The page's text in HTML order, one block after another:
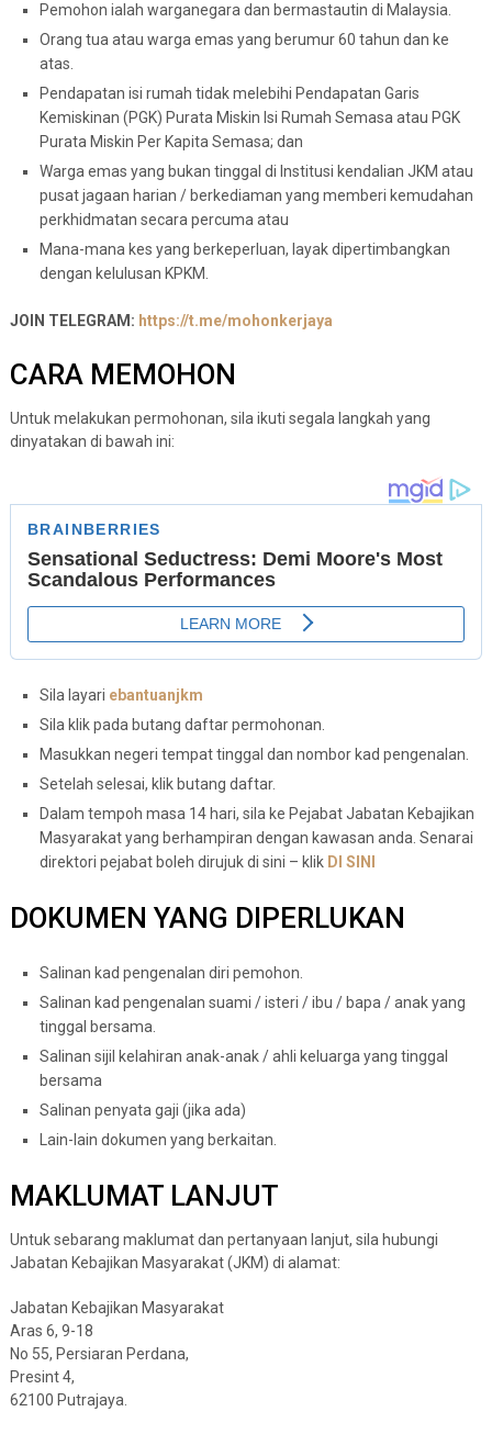
Pemohon ialah warganegara dan bermastautin di Malaysia.
Orang tua atau warga emas yang berumur 60 tahun dan ke
atas.
Pendapatan isi rumah tidak melebihi Pendapatan Garis
Kemiskinan (PGK) Purata Miskin Isi Rumah Semasa atau PGK
Purata Miskin Per Kapita Semasa; dan
Warga emas yang bukan tinggal di Institusi kendalian JKM atau
pusat jagaan harian / berkediaman yang memberi kemudahan
perkhidmatan secara percuma atau
Mana-mana kes yang berkeperluan, layak dipertimbangkan
dengan kelulusan KPKM.
JOIN TELEGRAM: https://t.me/mohonkerjaya
CARA MEMOHON
Untuk melakukan permohonan, sila ikuti segala langkah yang
dinyatakan di bawah ini:
Sila layari ebantuanjkm
Sila klik pada butang daftar permohonan.
Masukkan negeri tempat tinggal dan nombor kad pengenalan.
Setelah selesai, klik butang daftar.
Dalam tempoh masa 14 hari, sila ke Pejabat Jabatan Kebajikan
Masyarakat yang berhampiran dengan kawasan anda. Senarai
direktori pejabat boleh dirujuk di sini – klik DI SINI
DOKUMEN YANG DIPERLUKAN
Salinan kad pengenalan diri pemohon.
Salinan kad pengenalan suami / isteri / ibu / bapa / anak yang
tinggal bersama.
Salinan sijil kelahiran anak-anak / ahli keluarga yang tinggal
bersama
Salinan penyata gaji (jika ada)
Lain-lain dokumen yang berkaitan.
MAKLUMAT LANJUT
Untuk sebarang maklumat dan pertanyaan lanjut, sila hubungi
Jabatan Kebajikan Masyarakat (JKM) di alamat:
Jabatan Kebajikan Masyarakat
Aras 6, 9-18
No 55, Persiaran Perdana,
Presint 4,
62100 Putrajaya.